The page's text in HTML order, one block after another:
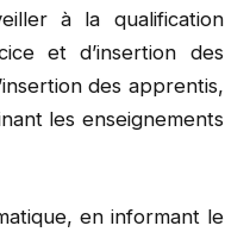
à la qualification
et d’insertion des
des apprentis,
les enseignements
en informant le